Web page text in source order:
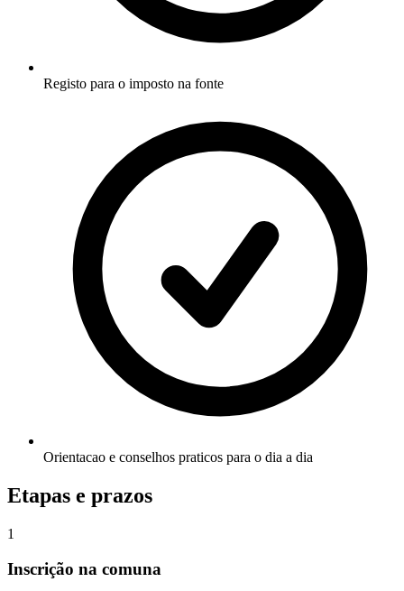
Registo para o imposto na fonte
Orientacao e conselhos praticos para o dia a dia
Etapas e prazos
1
Inscrição na comuna